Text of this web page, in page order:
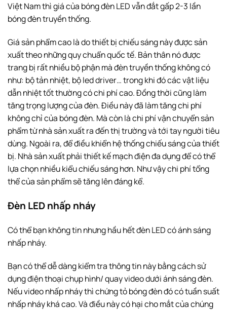
Việt Nam thì giá của bóng đèn LED vẫn đắt gấp 2-3 lần
bóng đèn truyền thống.
Giá sản phẩm cao là do thiết bị chiếu sáng này được sản
xuất theo những quy chuẩn quốc tế. Bản thân nó được
trang bị rất nhiều bộ phận mà đèn truyền thống không có
như: bộ tản nhiệt, bộ led driver… trong khi đó các vật liệu
dẫn nhiệt tốt thường có chi phí cao. Đồng thời cũng làm
tăng trọng lượng của đèn. Điều này đã làm tăng chi phí
không chỉ của bóng đèn. Mà còn là chi phí vận chuyển sản
phẩm từ nhà sản xuất ra đến thị trường và tới tay người tiêu
dùng. Ngoài ra, để điều khiển hệ thống chiếu sáng của thiết
bị. Nhà sản xuất phải thiết kế mạch điện đa dụng để có thể
lựa chọn nhiều kiểu chiếu sáng hơn. Như vậy chi phí tổng
thể của sản phẩm sẽ tăng lên đáng kể.
Đèn LED nhấp nháy
Có thể bạn không tin nhưng hầu hết đèn LED có ánh sáng
nhấp nháy.
Bạn có thể dễ dàng kiểm tra thông tin này bằng cách sử
dụng điện thoại chụp hình/ quay video dưới ánh sáng đèn.
Nếu video nhấp nháy thì chứng tỏ bóng đèn đó có tuần suất
nhấp nháy khá cao. Và điều này có hại cho mắt của chúng